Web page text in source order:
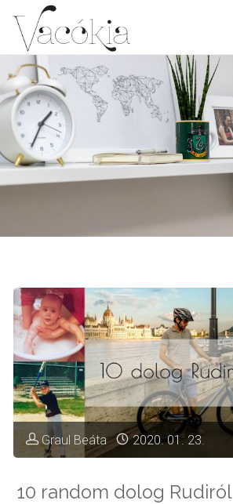
Graul Beáta 2020. 01. 23.
10 random dolog Rudiról